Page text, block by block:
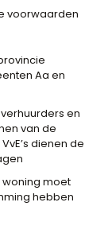
voorwaarden
Aa en
en
van de
dienen de
woning moet
hebben